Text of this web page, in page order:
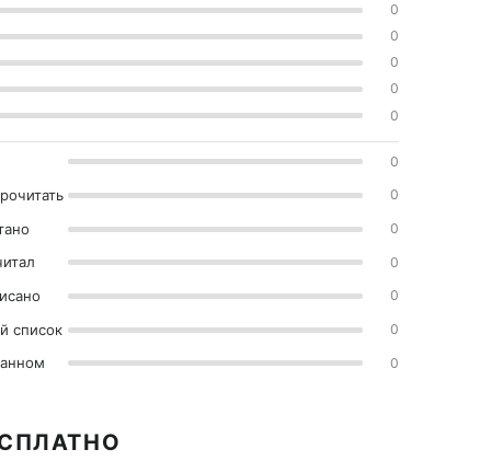
0
0
0
0
0
0
0
0
0
0
список 0
0